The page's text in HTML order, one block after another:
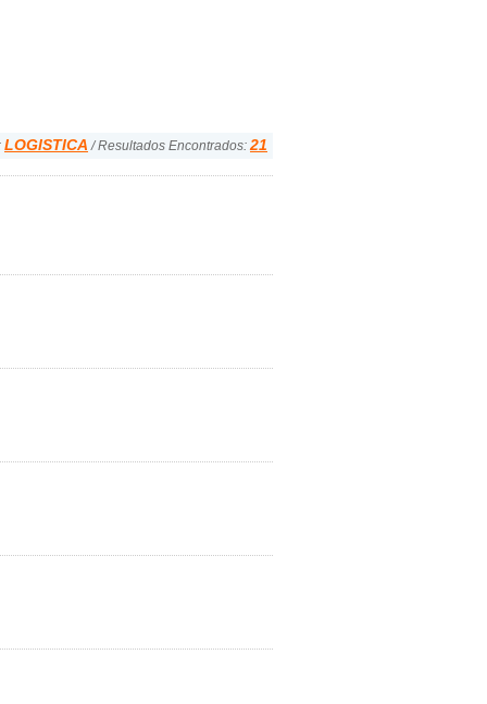
LOGISTICA / Resultados Encontrados:21